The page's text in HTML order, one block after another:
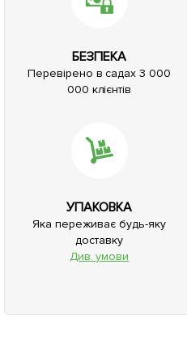
БЕЗПЕКА
Перевірено в садах 3 000
000 клієнтів
УПАКОВКА
Яка переживає будь-яку
доставку
Див. умови